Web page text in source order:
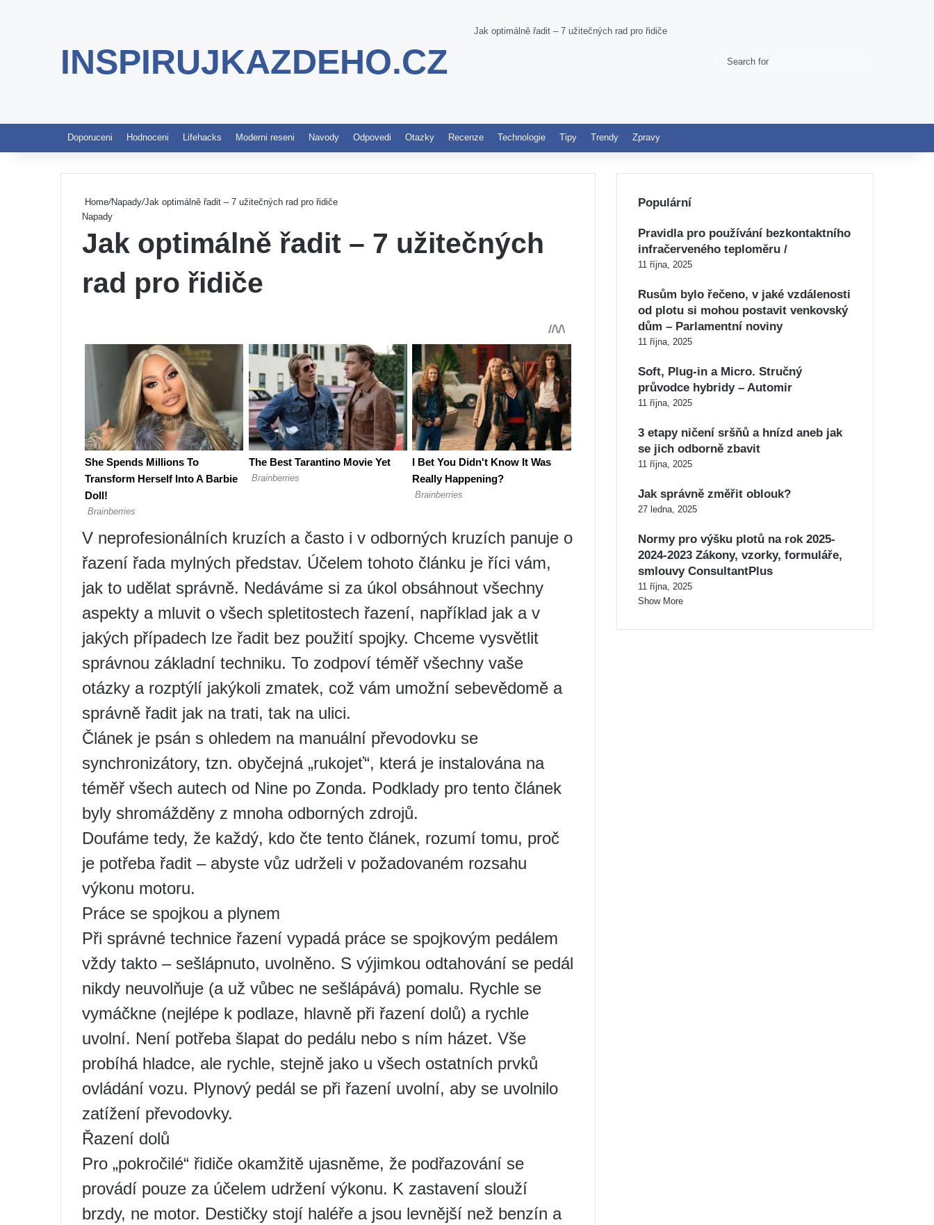
INSPIRUJKAZDEHO.CZ
Jak optimálně řadit – 7 užitečných rad pro řidiče
Switch skin
Doporuceni Hodnoceni Lifehacks Moderni reseni Navody Odpovedi Otazky Recenze Technologie Tipy Trendy Zpravy
Home/Napady/Jak optimálně řadit – 7 užitečných rad pro řidiče
Napady
Jak optimálně řadit – 7 užitečných
rad pro řidiče
V neprofesionálních kruzích a často i v odborných kruzích panuje o
řazení řada mylných představ. Účelem tohoto článku je říci vám,
jak to udělat správně. Nedáváme si za úkol obsáhnout všechny
aspekty a mluvit o všech spletitostech řazení, například jak a v
jakých případech lze řadit bez použití spojky. Chceme vysvětlit
správnou základní techniku. To zodpoví téměř všechny vaše
otázky a rozptýlí jakýkoli zmatek, což vám umožní sebevědomě a
správně řadit jak na trati, tak na ulici.
Článek je psán s ohledem na manuální převodovku se
synchronizátory, tzn. obyčejná „rukojeť“, která je instalována na
téměř všech autech od Nine po Zonda. Podklady pro tento článek
byly shromážděny z mnoha odborných zdrojů.
Doufáme tedy, že každý, kdo čte tento článek, rozumí tomu, proč
je potřeba řadit – abyste vůz udrželi v požadovaném rozsahu
výkonu motoru.
Práce se spojkou a plynem
Při správné technice řazení vypadá práce se spojkovým pedálem
vždy takto – sešlápnuto, uvolněno. S výjimkou odtahování se pedál
nikdy neuvolňuje (a už vůbec ne sešlápává) pomalu. Rychle se
vymáčkne (nejlépe k podlaze, hlavně při řazení dolů) a rychle
uvolní. Není potřeba šlapat do pedálu nebo s ním házet. Vše
probíhá hladce, ale rychle, stejně jako u všech ostatních prvků
ovládání vozu. Plynový pedál se při řazení uvolní, aby se uvolnilo
zatížení převodovky.
Řazení dolů
Pro „pokročilé“ řidiče okamžitě ujasněme, že podřazování se
provádí pouze za účelem udržení výkonu. K zastavení slouží
brzdy, ne motor. Destičky stojí haléře a jsou levnější než benzín a
Populární
Pravidla pro používání bezkontaktního
infračerveného teploměru /
11 října, 2025
Rusům bylo řečeno, v jaké vzdálenosti
od plotu si mohou postavit venkovský
dům – Parlamentní noviny
11 října, 2025
Soft, Plug-in a Micro. Stručný
průvodce hybridy – Automir
11 října, 2025
3 etapy ničení sršňů a hnízd aneb jak
se jich odborně zbavit
11 října, 2025
Jak správně změřit oblouk?
27 ledna, 2025
Normy pro výšku plotů na rok 2025-
2024-2023 Zákony, vzorky, formuláře,
smlouvy ConsultantPlus
11 října, 2025
Show More